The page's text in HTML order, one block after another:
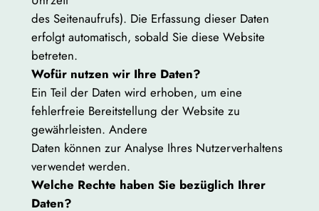
des Seitenaufrufs). Die Erfassung dieser Daten
erfolgt automatisch, sobald Sie diese Website
betreten.
Wofür nutzen wir Ihre Daten?
Ein Teil der Daten wird erhoben, um eine
fehlerfreie Bereitstellung der Website zu
gewährleisten. Andere
Daten können zur Analyse Ihres Nutzerverhaltens
verwendet werden.
Welche Rechte haben Sie bezüglich Ihrer
Daten?